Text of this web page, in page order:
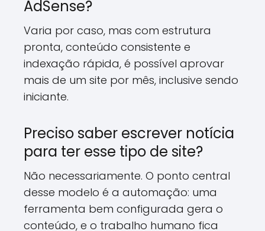
AdSense?
Varia por caso, mas com estrutura
pronta, conteúdo consistente e
indexação rápida, é possível aprovar
mais de um site por mês, inclusive sendo
iniciante.
Preciso saber escrever notícia
para ter esse tipo de site?
Não necessariamente. O ponto central
desse modelo é a automação: uma
ferramenta bem configurada gera o
conteúdo, e o trabalho humano fica